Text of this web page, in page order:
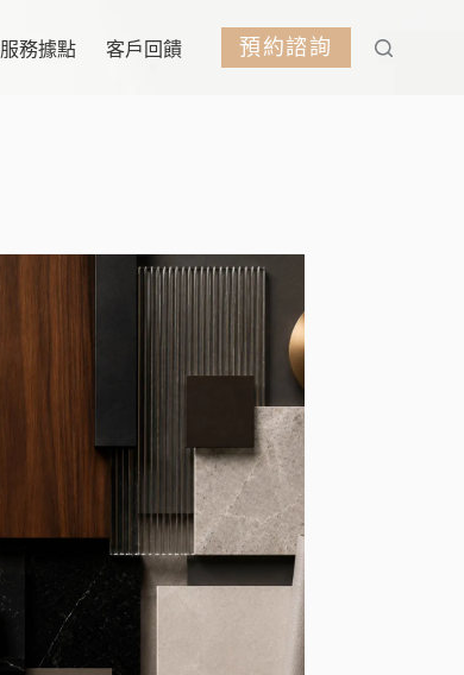
服務據點 客戶回饋 預約諮詢